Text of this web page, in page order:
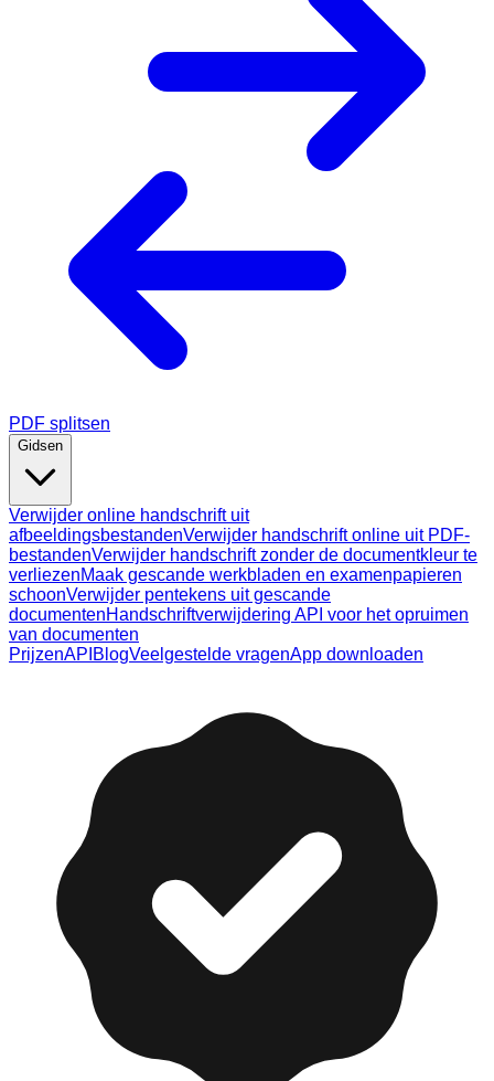
PDF splitsen
Gidsen
Verwijder online handschrift uit
afbeeldingsbestandenVerwijder handschrift online uit PDF-
bestandenVerwijder handschrift zonder de documentkleur te
verliezenMaak gescande werkbladen en examenpapieren
schoonVerwijder pentekens uit gescande
documentenHandschriftverwijdering API voor het opruimen
van documenten
PrijzenAPI BlogVeelgestelde vragenApp downloaden